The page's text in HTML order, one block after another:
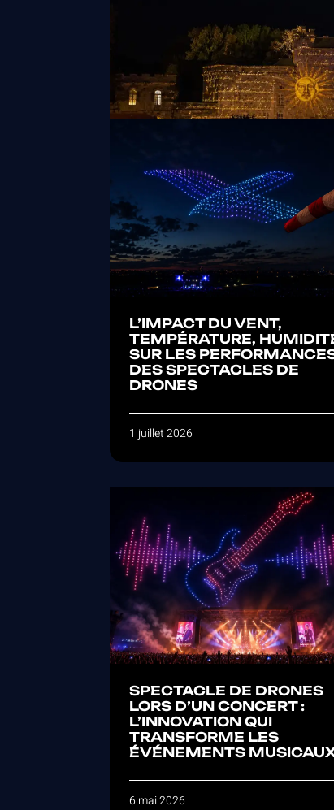
L’IMPACT DU VENT,
TEMPÉRATURE,
SUR LES
DES SPECTACLES DE
DRONES
1 juillet 2026
SPECTACLE DE DRONES
LORS D’UN CONCERT :
L’INNOVATION QUI
TRANSFORME LES
ÉVÉNEMENTS
6 mai 2026